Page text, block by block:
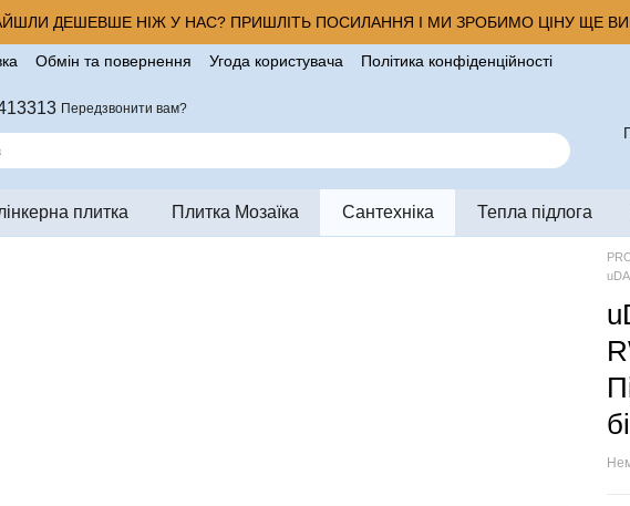
ДЕШЕВШЕ НІЖ У НАС? ПРИШЛІТЬ ПОСИЛАННЯ І МИ ЗРОБИМО ЦІНУ ЩЕ
Обмін та повернення Угода користувача
Політика конфіденційності
Передзвонити вам?
плитка Плитка Мозаїка Сантехніка Тепла підлога